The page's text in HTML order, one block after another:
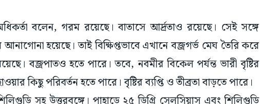
বলেন, গরম রয়েছে। বাতাসে আর্দ্রতাও রয়েছে। সেই সঙ্গে
হয়েছে। তাই বিক্ষিপ্তভাবে এখানে বজ্রগর্ভ মেঘ তৈরি করে
বজ্রপাতও হতে পারে। তবে, নবমীর বিকেল পর্যন্ত ভারী বৃষ্টির
কিছু পরিবর্তন হতে পারে। বৃষ্টির ব্যপ্তি ও তীব্রতা বাড়তে পারে।